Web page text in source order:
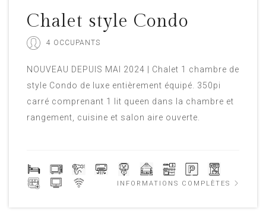
Chalet style Condo
4 OCCUPANTS
NOUVEAU DEPUIS MAI 2024 | Chalet 1 chambre de
style Condo de luxe entièrement équipé. 350pi
carré comprenant 1 lit queen dans la chambre et
rangement, cuisine et salon aire ouverte.
INFORMATIONS COMPLÈTES